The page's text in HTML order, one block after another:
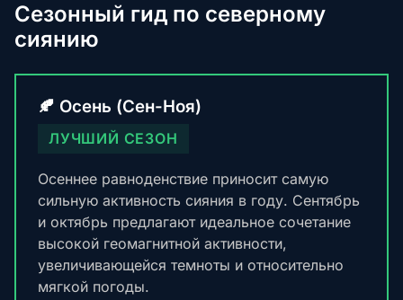
Сезонный гид по северному
сиянию
🍂 Осень (Сен-Ноя)
ЛУЧШИЙ СЕЗОН
Осеннее равноденствие приносит самую
сильную активность сияния в году. Сентябрь
и октябрь предлагают идеальное сочетание
высокой геомагнитной активности,
увеличивающейся темноты и относительно
мягкой погоды.